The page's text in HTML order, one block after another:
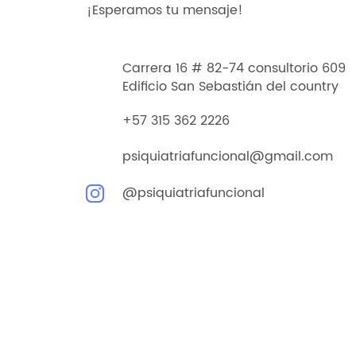
¡Esperamos tu mensaje!
Carrera 16 # 82-74 consultorio 609
Edificio San Sebastián del country
+57 315 362 2226
psiquiatriafuncional@gmail.com
@psiquiatriafuncional